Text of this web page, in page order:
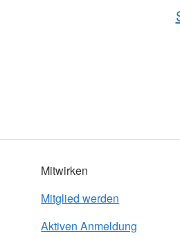
Mitwirken
Mitglied werden
Aktiven Anmeldung